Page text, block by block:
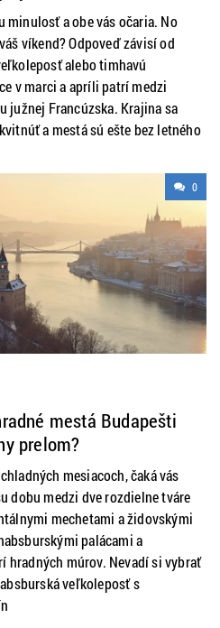
a obe vás očaria. No
víkend? Odpoveď závisí od
alebo timhavú
v marci a apríli patrí medzi
južnej Francúzska. Krajina sa
a mestá sú ešte bez letného
0
mestá Budapešti
prelom?
mesiacoch, čaká vás
dobu medzi dve rozdielne tváre
mechetami a židovskými
palácami a
hradných múrov. Nevadí si vybrať
veľkoleposť s